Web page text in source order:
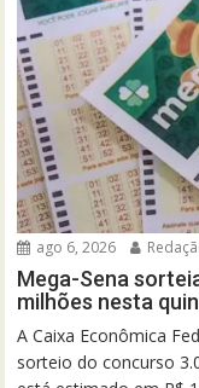
ago 6, 2026
Mega-Sena
milhões nesta
A Caixa Econômica
sorteio do concurso